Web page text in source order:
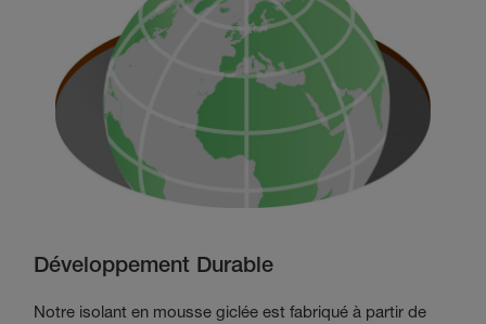
Développement Durable
Notre isolant en mousse giclée est fabriqué à partir de